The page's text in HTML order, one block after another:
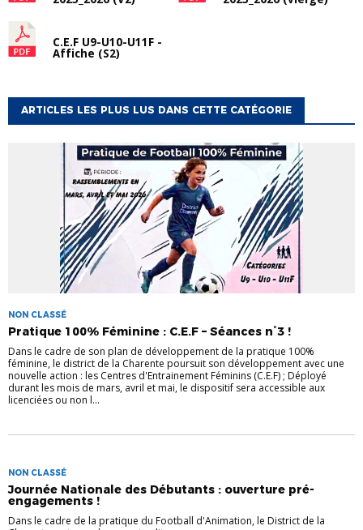
C.E.F U9-U10-U11F -
Affiche (S2)
ARTICLES LES PLUS LUS DANS CETTE CATÉGORIE
NON CLASSÉ
Pratique 100% Féminine : C.E.F – Séances n°3 !
Dans le cadre de son plan de développement de la pratique 100%
féminine, le district de la Charente poursuit son développement avec une
nouvelle action : les Centres d'Entrainement Féminins (C.E.F) ; Déployé
durant les mois de mars, avril et mai, le dispositif sera accessible aux
licenciées ou non l...
NON CLASSÉ
Journée Nationale des Débutants : ouverture pré-
engagements !
Dans le cadre de la pratique du Football d'Animation, le District de la